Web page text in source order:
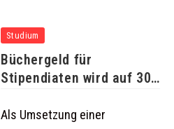
Studium
Büchergeld für
Stipendiaten wird auf 300
Als Umsetzung einer